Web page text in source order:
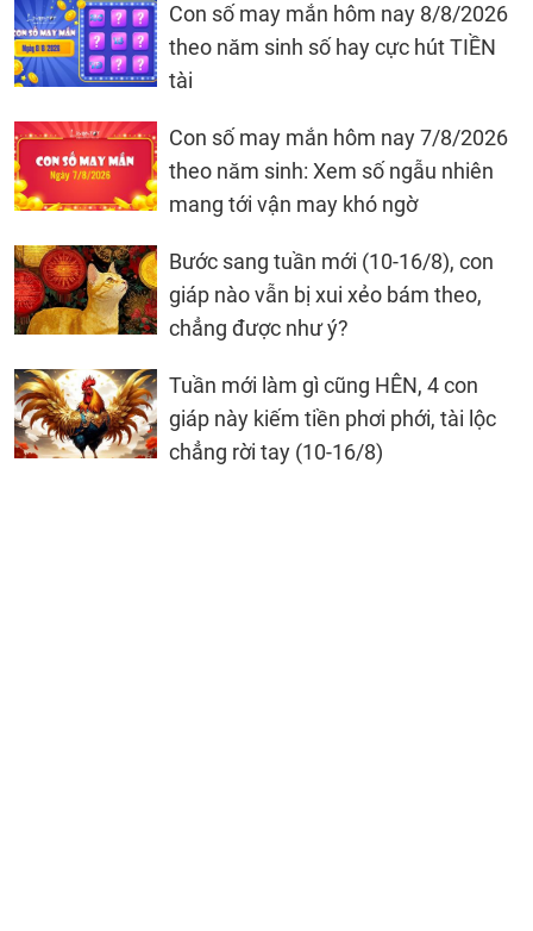
Con số may mắn hôm nay 8/8/2026
theo năm sinh số hay cực hút TIỀN
tài
Con số may mắn hôm nay 7/8/2026
theo năm sinh: Xem số ngẫu nhiên
mang tới vận may khó ngờ
Bước sang tuần mới (10-16/8), con
giáp nào vẫn bị xui xẻo bám theo,
chẳng được như ý?
Tuần mới làm gì cũng HÊN, 4 con
giáp này kiếm tiền phơi phới, tài lộc
chẳng rời tay (10-16/8)